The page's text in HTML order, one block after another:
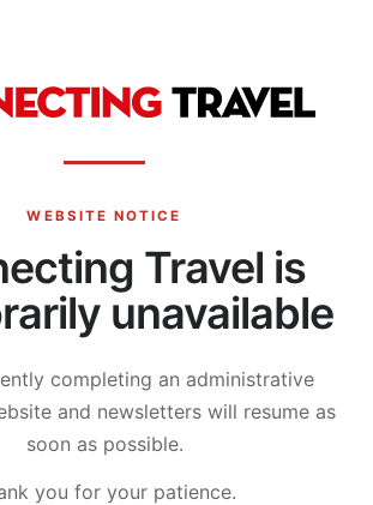
WEBSITE NOTICE
Travel is
unavailable
completing an administrative
and newsletters will resume as
soon as possible.
you for your patience.